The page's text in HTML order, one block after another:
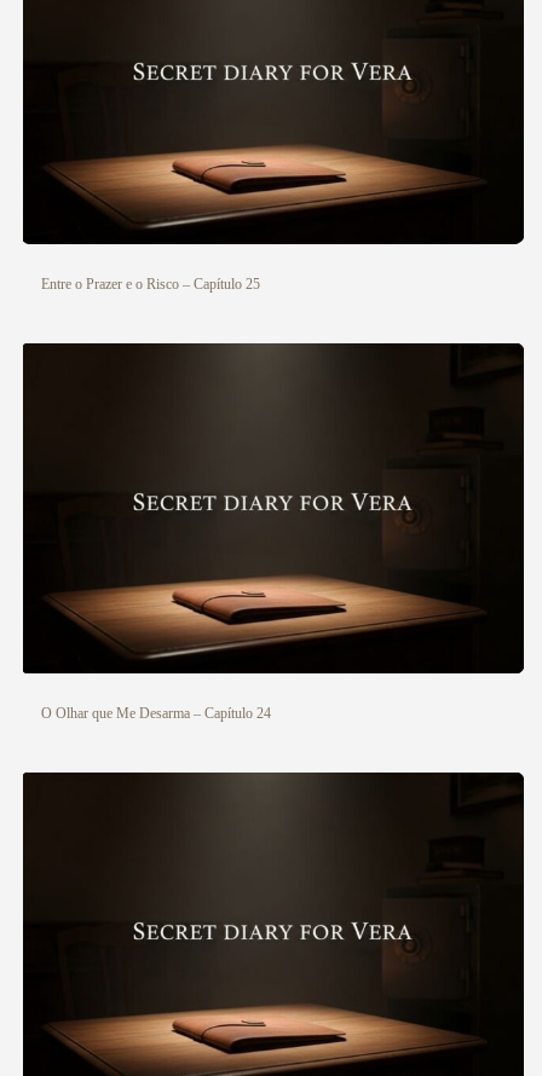
Entre o Prazer e o Risco – Capítulo 25
O Olhar que Me Desarma – Capítulo 24